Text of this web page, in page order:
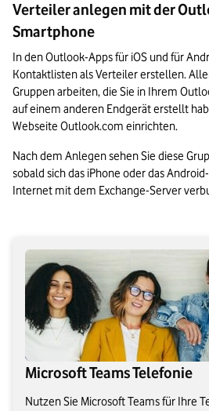
Verteiler anlegen mit der
Smartphone
In den Outlook-Apps für iOS und für
Kontaktlisten als Verteiler erstellen.
Gruppen arbeiten, die Sie in Ihrem
auf einem anderen Endgerät erstellt
Webseite Outlook.com einrichten.
Nach dem Anlegen sehen Sie diese
sobald sich das iPhone oder das
Internet mit dem Exchange-Server
Microsoft Teams Telefonie
Nutzen Sie Microsoft Teams für Ihre